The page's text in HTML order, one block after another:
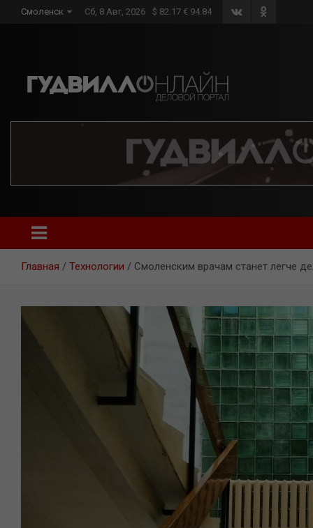
Смоленск Сб, 8 Авг, 2026 $ 82.17 € 94.84
Главная Технологии Смоленским врачам станет легче